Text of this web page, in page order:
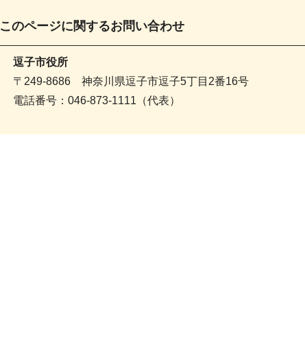
このページに関するお問い合わせ
逗子市役所
〒249-8686 神奈川県逗子市逗子5丁目2番16号
電話番号：046-873-1111（代表）